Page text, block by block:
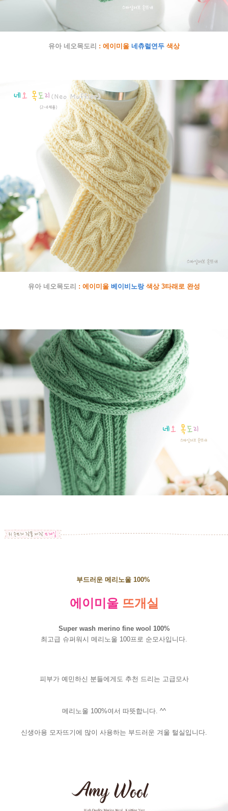
유아 네오목도리 : 에이미울 네츄럴연두 색상
유아 네오목도리 : 에이미울 베이비노랑 색상 3타래로 완성
부드러운 메리노울 100%
에이미울 뜨개실
Super wash merino fine wool 100%
최고급 슈퍼워시 메리노울 100프로 순모사입니다.
피부가 예민하신 분들에게도 추천 드리는 고급모사
메리노울 100%여서 따뜻합니다. ^^
신생아용 모자뜨기에 많이 사용하는 부드러운 겨울 털실입니다.